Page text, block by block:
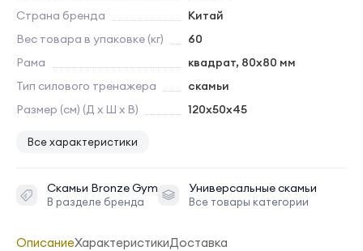
Страна бренда
Китай
Вес товара в упаковке (кг)
60
Рама
квадрат, 80x80 мм
Тип силового тренажера
скамьи
Размер (см) (Д х Ш х В)
120х50x45
Все характеристики
Скамьи Bronze Gym
В разделе бренда
Универсальные скамьи
Все товары категории
ОписаниеХарактеристикиДоставка